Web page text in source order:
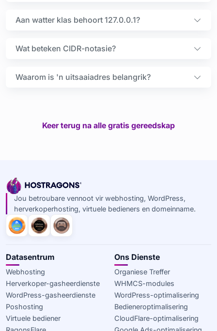
Aan watter klas behoort 127.0.0.1?
Wat beteken CIDR-notasie?
Waarom is 'n uitsaaiadres belangrik?
Keer terug na alle gratis gereedskap
Jou betroubare vennoot vir webhosting, WordPress,
herverkoperhosting, virtuele bedieners en domeinname.
Datasentrum
Webhosting
Herverkoper-gasheerdienste
WordPress-gasheerdienste
Poshosting
Virtuele bediener
Ons Dienste
Organiese Treffer
WHMCS-modules
WordPress-optimalisering
Bedieneroptimalisering
CloudFlare-optimalisering